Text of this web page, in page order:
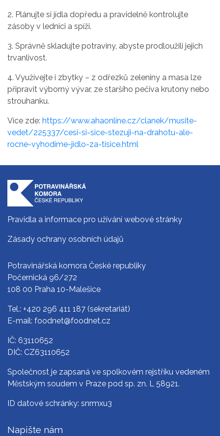
2. Plánujte si jídla dopředu a pravidelně kontrolujte
zásoby v lednici a spíži.
3. Správně skladujte potraviny, abyste prodloužili jejich
trvanlivost.
4. Využívejte i zbytky – z odřezků zeleniny a masa lze
připravit výborný vývar, ze staršího pečiva krutony nebo
strouhanku.
Více zde: https://www.ahaonline.cz/clanek/musite-
vedet/225337/cesi-si-sice-stezuji-na-drahotu-ale-
rocne-vyhodime-jidlo-za-tisice.html
Pravidla a informace pro užívání webové stránky
Zásady ochrany osobních údajů
Potravinářská komora České republiky
Počernická 96/272
108 00 Praha 10-Malešice
Tel.: +420 296 411 187 (sekretariát)
E-mail: foodnet@foodnet.cz
IČ: 63110652
DIČ: CZ63110652
Společnost je zapsaná ve spolkovém rejstříku vedeném
Městským soudem v Praze pod sp. zn. L 58921.
ID datové schránky: snrmxu3
Napište nám